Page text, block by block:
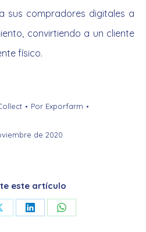
sus compradores digitales a
convirtiendo a un cliente
físico.
Por Exporfarm
de 2020
este artículo
Share Share